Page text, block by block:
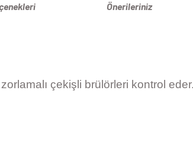
Önerileriniz
çekişli brülörleri kontrol